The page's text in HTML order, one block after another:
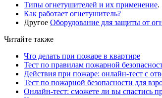
Типы огнетушителей и их применение.
Как работает огнетушитель?
Другое Оборудование для защиты от
Читайте также
Что делать при пожаре в квартире
Тест по правилам пожарной
Действия при пожаре: онлайн-тест с
Тест по пожарной безопасности для
Онлайн-тест: сможете ли вы спастись